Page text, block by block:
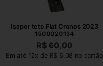
Isopor teto Fiat Cronos 2023
1500020134
R$ 60,00
Em até 12x de R$ 6,08 no cartão